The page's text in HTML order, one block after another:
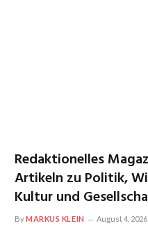
Redaktionelles
Artikeln zu Politik,
Kultur und
ByMARKUS KLEIN August 4, 2026